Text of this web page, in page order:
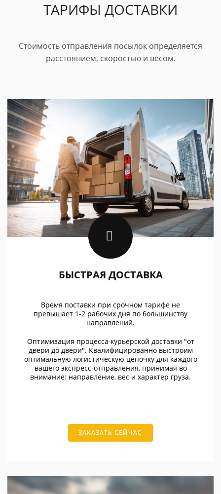
ТАРИФЫ ДОСТАВКИ
Стоимость отправления посылок определяется
расстоянием, скоростью и весом.
БЫСТРАЯ ДОСТАВКА
Время поставки при срочном тарифе не
превышает 1-2 рабочих дня по большинству
направлений.
Оптимизация процесса курьерской доставки "от
двери до двери". Квалифицированно выстроим
оптимальную логистическую цепочку для каждого
вашего экспресс-отправления, принимая во
внимание: направление, вес и характер груза.
ЗАКАЗАТЬ СЕЙЧАС